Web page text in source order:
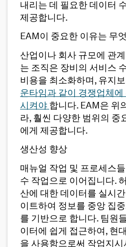
내리는 데 필요한 데이터
제공합니다.
EAM이 중요한 이유는 무
산업이나 회사 규모에 관
는 조직은 장비의 서비스
비용을 최소화하며, 유지
운타임과 같이 경쟁업체
시켜야 합니다. EAM은 위
라, 훨씬 다양한 범위의 중
에게 제공합니다.
생산성 향상
매뉴얼 작업 및 프로세스
수 작업으로 이어집니다.
산에 대한 데이터를 실시
이트하여 정보를 중앙 집
를 기반으로 합니다. 팀원
이터에 쉽게 접근하여, 현
을 사용함으로써 작업지시